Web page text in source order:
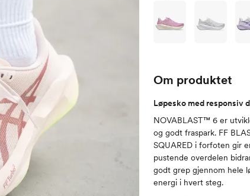
Om produktet
Løpesko med responsiv
NOVABLAST™ 6 er
og godt fraspark. FF
SQUARED i forfoten gir
pustende overdelen
godt grep gjennom hele
energi i hvert steg.